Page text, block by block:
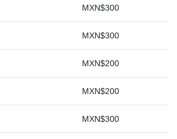
MXN$300
MXN$300
MXN$200
MXN$200
MXN$300